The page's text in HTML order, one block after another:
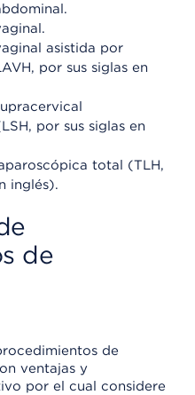
asistida por
por sus siglas en
por sus siglas en
total (TLH,
inglés).
de
de
ventajas y
por el cual considere